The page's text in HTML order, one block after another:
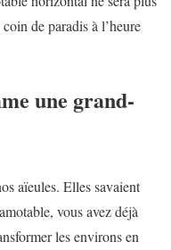
de paradis à l’heure
une grand-
aïeules. Elles savaient
vous avez déjà
les environs en